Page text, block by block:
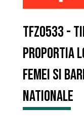
TFZ0533 -
Proportia
femei si
nationale